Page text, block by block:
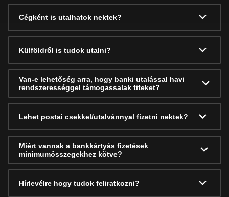
Cégként is utalhatok nektek?
Külföldről is tudok utalni?
Van-e lehetőség arra, hogy banki utalással havi
rendszerességgel támogassalak titeket?
Lehet postai csekkel/utalvánnyal fizetni nektek?
Miért vannak a bankkártyás fizetések
minimumösszegekhez kötve?
Hírlevélre hogy tudok feliratkozni?